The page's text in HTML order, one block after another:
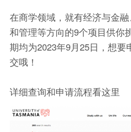
在商学领域，就有经济与金
和管理等方向的9个项目供你
期均为2023年9月25日，想要
交哦！
详细查询和申请流程看这里